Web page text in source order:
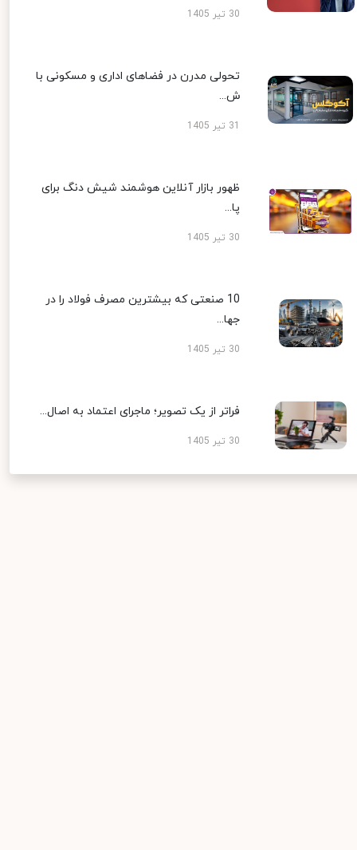
30 تیر 1405
تحولی مدرن در فضاهای اداری و مسکونی با
ش...
ظهور بازار آنلاین هوشمند شیش دنگ برای
پا...
30 تیر 1405
10 صنعتی که بیشترین مصرف فولاد را در
جها...
30 تیر 1405
فراتر از یک تصویر؛ ماجرای اعتماد به اصال...
30 تیر 1405